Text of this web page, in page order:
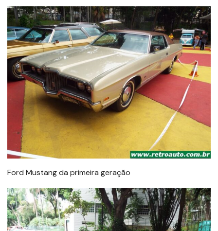
Ford Mustang da primeira geração